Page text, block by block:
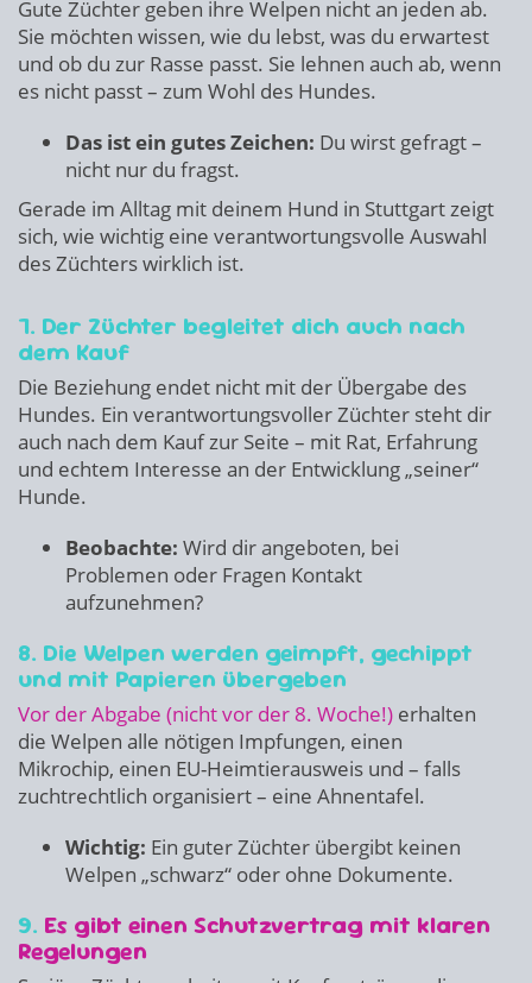
Gute Züchter geben ihre Welpen nicht an jeden ab.
Sie möchten wissen, wie du lebst, was du erwartest
und ob du zur Rasse passt. Sie lehnen auch ab, wenn
es nicht passt – zum Wohl des Hundes.
Das ist ein gutes Zeichen: Du wirst gefragt –
nicht nur du fragst.
Gerade im Alltag mit deinem Hund in Stuttgart zeigt
sich, wie wichtig eine verantwortungsvolle Auswahl
des Züchters wirklich ist.
7. Der Züchter begleitet dich auch nach
dem Kauf
Die Beziehung endet nicht mit der Übergabe des
Hundes. Ein verantwortungsvoller Züchter steht dir
auch nach dem Kauf zur Seite – mit Rat, Erfahrung
und echtem Interesse an der Entwicklung „seiner“
Hunde.
Beobachte: Wird dir angeboten, bei
Problemen oder Fragen Kontakt
aufzunehmen?
8. Die Welpen werden geimpft, gechippt
und mit Papieren übergeben
Vor der Abgabe (nicht vor der 8. Woche!) erhalten
die Welpen alle nötigen Impfungen, einen
Mikrochip, einen EU-Heimtierausweis und – falls
zuchtrechtlich organisiert – eine Ahnentafel.
Wichtig: Ein guter Züchter übergibt keinen
Welpen „schwarz“ oder ohne Dokumente.
9. Es gibt einen Schutzvertrag mit klaren
Regelungen